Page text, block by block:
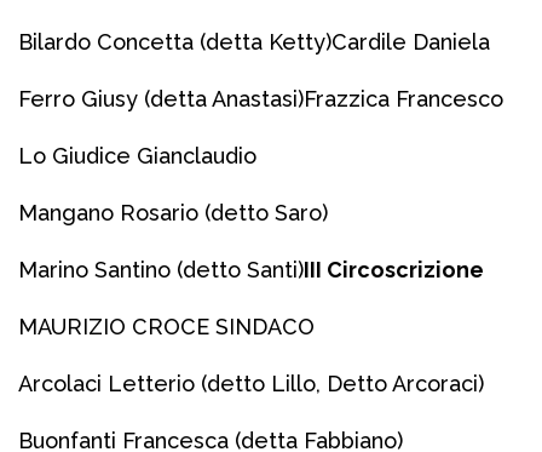
Bilardo Concetta (detta Ketty)Cardile Daniela
Ferro Giusy (detta Anastasi)Frazzica Francesco
Lo Giudice Gianclaudio
Mangano Rosario (detto Saro)
Marino Santino (detto Santi)III Circoscrizione
MAURIZIO CROCE SINDACO
Arcolaci Letterio (detto Lillo, Detto Arcoraci)
Buonfanti Francesca (detta Fabbiano)